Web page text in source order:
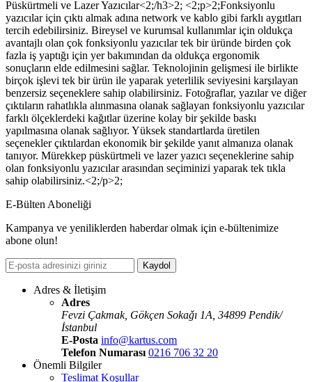
Püskürtmeli ve Lazer Yazıcılar<2;/h3>2; <2;p>2;Fonksiyonlu
yazıcılar için çıktı almak adına network ve kablo gibi farklı aygıtları
tercih edebilirsiniz. Bireysel ve kurumsal kullanımlar için oldukça
avantajlı olan çok fonksiyonlu yazıcılar tek bir üründe birden çok
fazla iş yaptığı için yer bakımından da oldukça ergonomik
sonuçların elde edilmesini sağlar. Teknolojinin gelişmesi ile birlikte
birçok işlevi tek bir ürün ile yaparak yeterlilik seviyesini karşılayan
benzersiz seçeneklere sahip olabilirsiniz. Fotoğraflar, yazılar ve diğer
çıktıların rahatlıkla alınmasına olanak sağlayan fonksiyonlu yazıcılar
farklı ölçeklerdeki kağıtlar üzerine kolay bir şekilde baskı
yapılmasına olanak sağlıyor. Yüksek standartlarda üretilen
seçenekler çıktılardan ekonomik bir şekilde yanıt almanıza olanak
tanıyor. Mürekkep püskürtmeli ve lazer yazıcı seçeneklerine sahip
olan fonksiyonlu yazıcılar arasından seçiminizi yaparak tek tıkla
sahip olabilirsiniz.<2;/p>2;
E-Bülten Aboneliği
Kampanya ve yeniliklerden haberdar olmak için e-bültenimize
abone olun!
Kaydol
Adres & İletişim
Adres
Fevzi Çakmak, Gökçen Sokaǧı 1A, 34899 Pendik/
İstanbul
E-Posta info@kartus.com
Telefon Numarası 0216 706 32 20
Önemli Bilgiler
Teslimat Koşullar